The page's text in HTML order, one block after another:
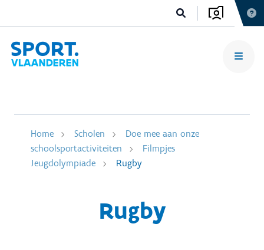
Home Scholen
Doe mee aan onze
schoolsportactiviteiten
Filmpjes
Jeugdolympiade
Rugby
Rugby